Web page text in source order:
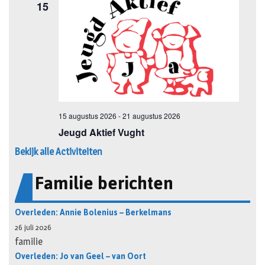
Bekijk alle Activiteiten
Familie berichten
Overleden: Annie Bolenius – Berkelmans
26 juli 2026
familie
Overleden: Jo van Geel – van Oort